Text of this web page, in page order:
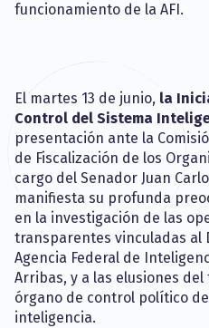
funcionamiento de la AFI.
El martes 13 de junio, la
Control del Sistema
presentación ante la
de Fiscalización de los
cargo del Senador Juan
manifiesta su profunda
en la investigación de las
transparentes vinculadas al
Agencia Federal de
Arribas, y a las elusiones
órgano de control político
inteligencia.